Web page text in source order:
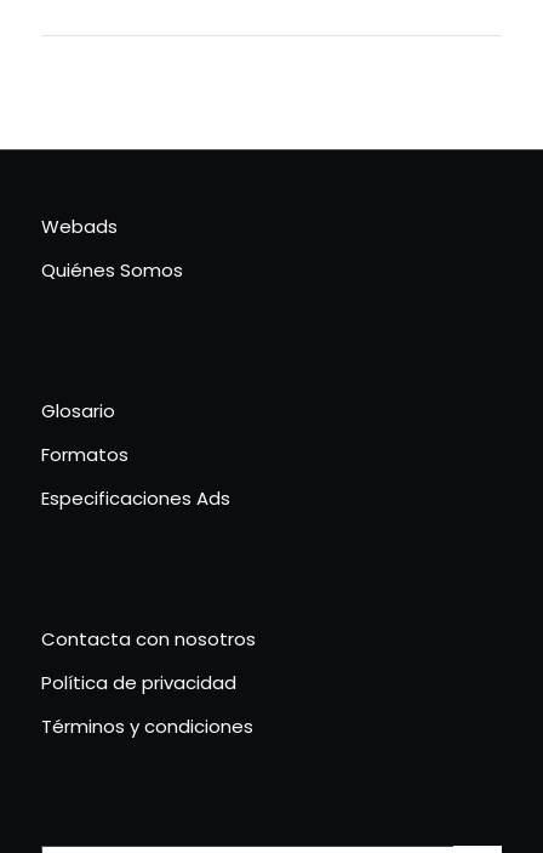
Webads
Quiénes Somos
Glosario
Formatos
Especificaciones Ads
Contacta con nosotros
Política de privacidad
Términos y condiciones